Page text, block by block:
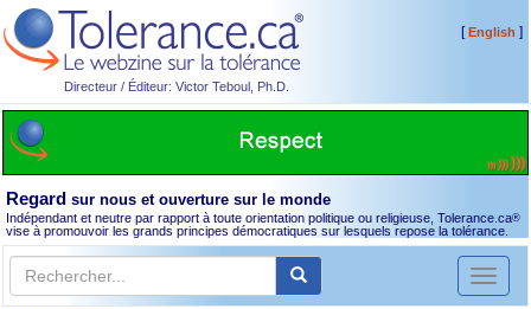
Directeur / Éditeur: Victor Teboul, Ph.D.
[English ]
Regard sur nous et ouverture sur le monde
Indépendant et neutre par rapport à toute orientation politique ou religieuse, Tolerance.ca®
vise à promouvoir les grands principes démocratiques sur lesquels repose la tolérance.
Toggle